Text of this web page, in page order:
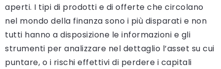
aperti. I tipi di prodotti e di offerte che circolano
nel mondo della finanza sono i più disparati e non
tutti hanno a disposizione le informazioni e gli
strumenti per analizzare nel dettaglio l’asset su cui
puntare, o i rischi effettivi di perdere i capitali